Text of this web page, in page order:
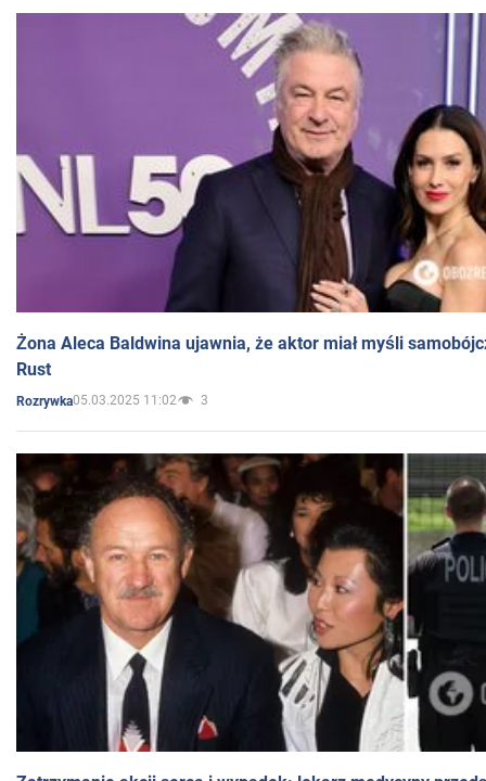
Żona Aleca Baldwina ujawnia, że aktor miał myśli
Rust
Rozrywka05.03.2025 11:02 3